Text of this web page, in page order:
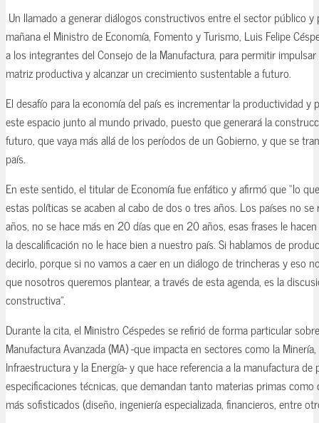
Un llamado a generar diálogos constructivos entre el sector público y
mañana el Ministro de Economía, Fomento y Turismo, Luis Felipe
a los integrantes del Consejo de la Manufactura, para permitir
matriz productiva y alcanzar un crecimiento sustentable a futuro.
El desafío para la economía del país es incrementar la productividad y
este espacio junto al mundo privado, puesto que generará la
futuro, que vaya más allá de los períodos de un Gobierno, y que se
país.
En este sentido, el titular de Economía fue enfático y afirmó que “lo
estas políticas se acaben al cabo de dos o tres años. Los países no
años, no se hace más en 20 días que en 20 años, esas frases le
la descalificación no le hace bien a nuestro país. Si hablamos de
decirlo, porque si no vamos a caer en un diálogo de trincheras y eso
que nosotros queremos plantear, a través de esta agenda, es la
constructiva”.
Durante la cita, el Ministro Céspedes se refirió de forma particular
Manufactura Avanzada (MA) -que impacta en sectores como la
Infraestructura y la Energía- y que hace referencia a la manufactura
especificaciones técnicas, que demandan tanto materias primas
más sofisticados (diseño, ingeniería especializada, financieros, entre